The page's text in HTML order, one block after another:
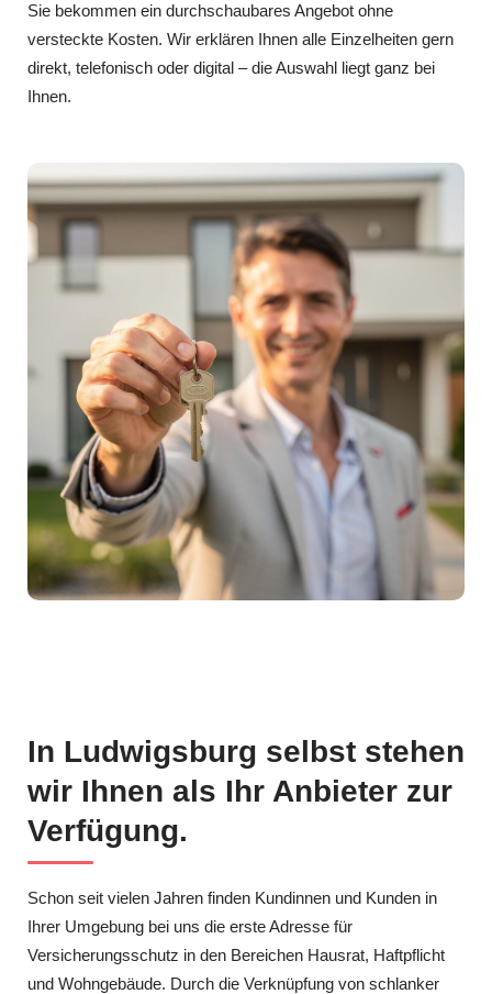
Sie bekommen ein durchschaubares Angebot ohne
versteckte Kosten. Wir erklären Ihnen alle Einzelheiten gern
direkt, telefonisch oder digital – die Auswahl liegt ganz bei
Ihnen.
In Ludwigsburg selbst stehen
wir Ihnen als Ihr Anbieter zur
Verfügung.
Schon seit vielen Jahren finden Kundinnen und Kunden in
Ihrer Umgebung bei uns die erste Adresse für
Versicherungsschutz in den Bereichen Hausrat, Haftpflicht
und Wohngebäude. Durch die Verknüpfung von schlanker